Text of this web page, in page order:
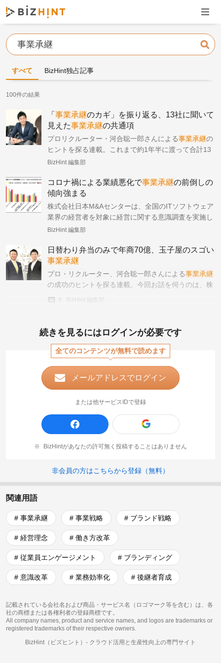
ナビ
検索
すべて BizHint独占記事
100件の結果
「 事業承継のカギ」を振り返る、13社に聞いて
見えた事業承継の共通項
プロリクルーター・河合聡一郎さんによる事業承継の
ヒントを探る連載。これまで約1年半に渡って合計13
社に事業承継
BizHint 編集部
コロナ禍による業績悪化で事業承継の前倒しの
傾向強まる
株式会社日本M&Aセンターは、全国のITソフトウェア
業界の経営者を対象に経営に関する意識調査を実施し
た。なお、同様の調査は2020年5月に第1回（新型コ
BizHint 編集部
日替わり弁当のみで年商70億、玉子屋のスゴい
事業承継
プロ・リクルーター、河合聡一郎さんによる事業承継
の成功のヒントを探る連載。今回お話を伺うのは、株
式会社玉子屋 代表取締役社長の菅原勇一郎さんです。
9 BizHint 編集部
続きを見るにはログインが必要です
全てのコンテンツが無料で読めます
メールアドレスでログイン
または他サービスIDで登録
BizHintがあなたの許可無く投稿することはありません
非会員の方はこちらから登録（無料）
関連用語
# 事業承継 # 事業戦略 # ブランド戦略
# 経営理念 # 働き方改革
# 従業員エンゲージメント # ブランディング
# 意識改革 # 業務効率化 # 後継者育成
記載されている会社名および商品・サービス名（ロゴマーク等を含む）は、各
社の商標または各権利者の登録商標です。
All company names, product and service names, and logos are trademarks or
registered trademarks of their respective owners.
BizHint（ビズヒント）- クラウド活用と生産性向上の専門サイト